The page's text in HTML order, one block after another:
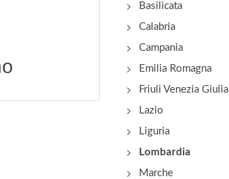
Basilicata
Calabria
Campania
Emilia Romagna
Friuli Venezia Giulia
Lazio
Liguria
Lombardia
Marche